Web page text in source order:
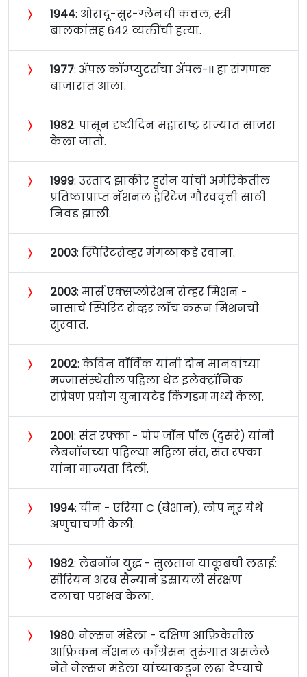
〉 १९४४: ओरादू-सुर-ग्लेनची कत्तल, स्त्री
बालकांसह ६४२ व्यक्तींची हत्या.
〉 १९७७: अ‍ॅपल कॉम्प्युटर्सचा अ‍ॅपल-II हा संगणक
बाजारात आला.
〉 १९८२: पासून दृष्टीदिन महाराष्ट्र राज्यात साजरा
केला जातो.
〉 १९९९: उस्ताद झाकीर हुसेन यांची अमेरिकेतील
प्रतिष्ठाप्राप्त नॅशनल हेरिटेज गौरववृत्ती साठी
निवड झाली.
〉 २००३: स्पिरिटरोव्हर मंगळाकडे रवाना.
〉 २००३: मार्स एक्सप्लोरेशन रोव्हर मिशन -
नासाचे स्पिरिट रोव्हर लाँच करून मिशनची
सुरवात.
〉 २००२: केविन वॉर्विक यांनी दोन मानवांच्या
मज्जासंस्थेतील पहिला थेट इलेक्ट्रॉनिक
संप्रेषण प्रयोग युनायटेड किंगडम मध्ये केला.
〉 २००१: संत रफ्का - पोप जॉन पॉल (दुसरे) यांनी
लेबनॉनच्या पहिल्या महिला संत, संत रफ्का
यांना मान्यता दिली.
〉 १९९४: चीन - एरिया C (बेशान), लोप नूर येथे
अणुचाचणी केली.
〉 १९८२: लेबनॉन युद्ध - सुलतान याकूबची लढाई:
सीरियन अरब सैन्याने इस्रायली संरक्षण
दलाचा पराभव केला.
〉 १९८०: नेल्सन मंडेला - दक्षिण आफ्रिकेतील
आफ्रिकन नॅशनल काँग्रेसन तुरुंगात असलेले
नेते नेल्सन मंडेला यांच्याकडून लढा देण्याचे